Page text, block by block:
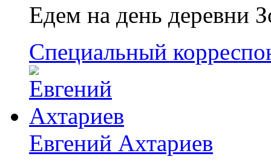
Едем на день деревни
Специальный
Евгений Ахтариев